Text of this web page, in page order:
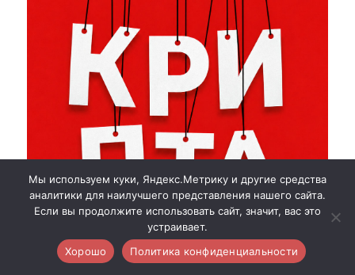
Мы используем куки, Яндекс.Метрику и другие средства
аналитики для наилучшего представления нашего сайта.
Если вы продолжите использовать сайт, значит, вас это
устраивает.
Хорошо
Политика конфиденциальности